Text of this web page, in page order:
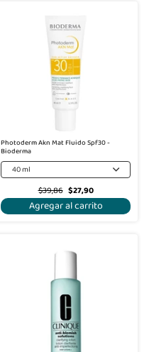
Photoderm Akn Mat Fluido Spf30 -
Bioderma
40 ml
$39,86 $27,90
Agregar al carrito